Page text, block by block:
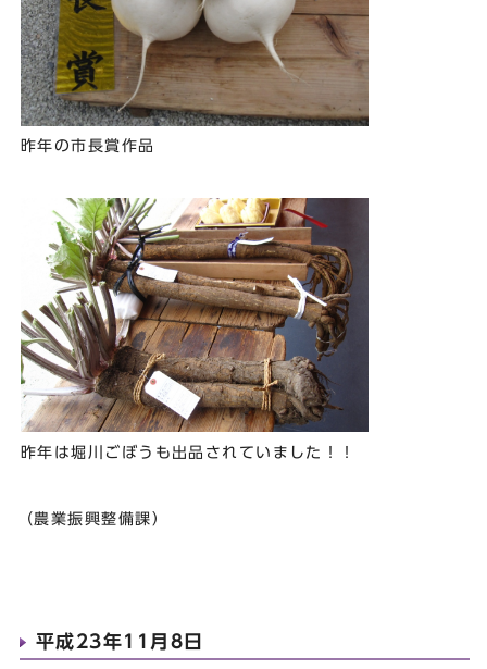
昨年の市長賞作品
昨年は堀川ごぼうも出品されていました！！
（農業振興整備課）
平成23年11月8日